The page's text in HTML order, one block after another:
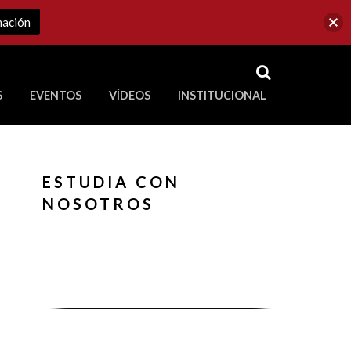
RSS
EVENTOS VÍDEOS INSTITUCIONAL
ESTUDIA CON
NOSOTROS